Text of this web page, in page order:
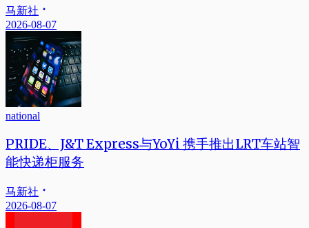
马新社
2026-08-07
national
PRIDE、J&T Express与YoYi 携手推出LRT车站智
能快递柜服务
马新社
2026-08-07